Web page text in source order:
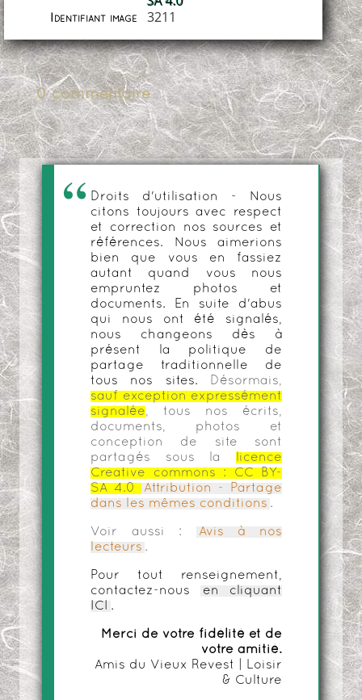
Identifiant image 3211
0 commentaire
Droits d'utilisation - Nous
citons toujours avec respect
et correction nos sources et
références. Nous aimerions
bien que vous en fassiez
autant quand vous nous
empruntez photos et
documents. En suite d'abus
qui nous ont été signalés,
nous changeons dès à
présent la politique de
partage traditionnelle de
tous nos sites.
Désormais,
sauf exception expressément
signalée , tous nos écrits,
documents, photos et
conception de site sont
partagés sous la
licence
Creative commons :
CC BY-
SA 4.0
Attribution - Partage
dans les mêmes conditions .
Voir aussi :
Avis à nos
lecteurs .
Pour tout renseignement,
contactez-nous
en cliquant
ICI
.
Merci de votre fidélité et de
votre amitié.
Amis du Vieux Revest | Loisir
& Culture